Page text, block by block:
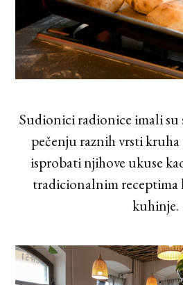
Sudionici radionice imali
pečenju raznih vrsti
isprobati njihove ukuse
tradicionalnim receptima
kuhinje.